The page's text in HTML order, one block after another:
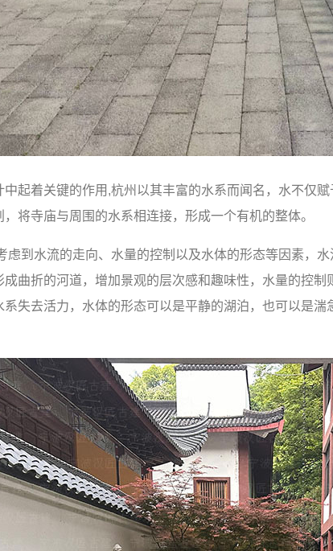
起着关键的作用,杭州以其丰富的水系而闻名，水不仅
将寺庙与周围的水系相连接，形成一个有机的整体。
虑到水流的走向、水量的控制以及水体的形态等因素，
成曲折的河道，增加景观的层次感和趣味性，水量的控
失去活力，水体的形态可以是平静的湖泊，也可以是